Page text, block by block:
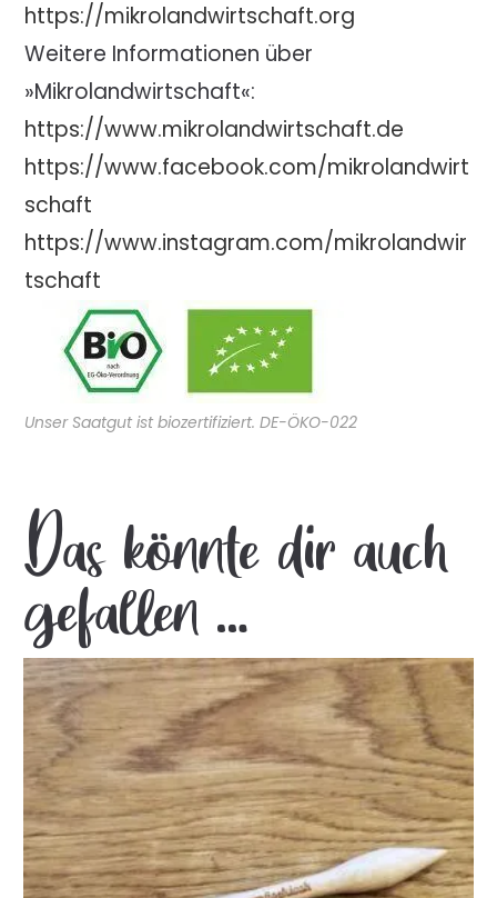
https://mikrolandwirtschaft.org
Weitere Informationen über
»Mikrolandwirtschaft«:
https://www.mikrolandwirtschaft.de
https://www.facebook.com/mikrolandwirt
schaft
https://www.instagram.com/mikrolandwir
tschaft
Unser Saatgut ist biozertifiziert. DE-ÖKO-022
Das könnte dir auch
gefallen …